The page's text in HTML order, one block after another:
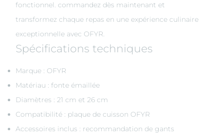
fonctionnel. commandez dès maintenant et
transformez chaque repas en une expérience culinaire
exceptionnelle avec OFYR.
Spécifications techniques
Marque : OFYR
Matériau : fonte émaillée
Diamètres : 21 cm et 26 cm
Compatibilité : plaque de cuisson OFYR
Accessoires inclus : recommandation de gants